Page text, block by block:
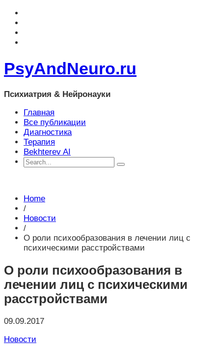
PsyAndNeuro.ru
Психиатрия & Нейронауки
Главная
Все публикации
Диагностика
Терапия
Bekhterev AI
Home
/
Новости
/
О роли психообразования в лечении лиц с
психическими расстройствами
О роли психообразования в
лечении лиц с психическими
расстройствами
09.09.2017
Новости